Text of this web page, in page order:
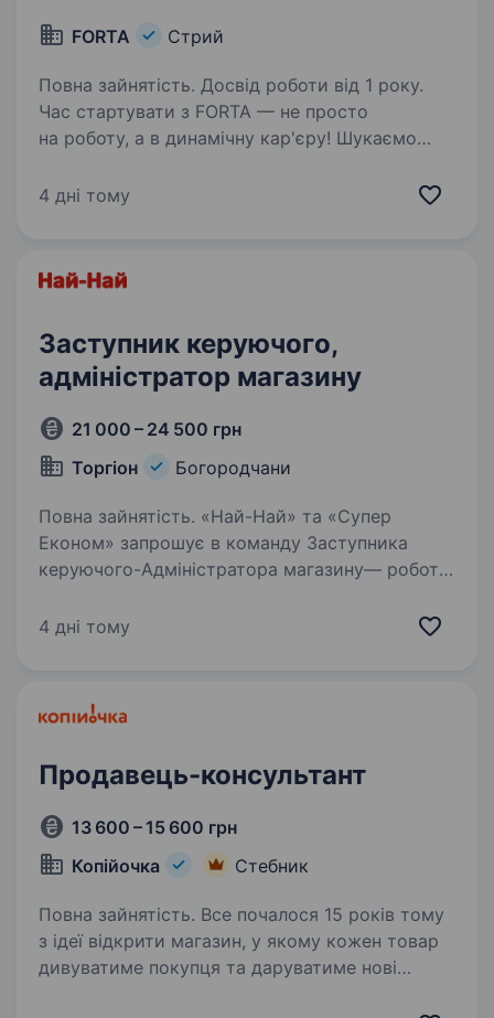
FORTA Стрий
Повна зайнятість. Досвід роботи від 1 року.
Час стартувати з FORTA — не просто
на роботу, а в динамічну кар'єру! Шукаємо
заряджає команду енергією та тримає все під
4 дні тому
Заступник керуючого,
адміністратор магазину
21 000 – 24 500 грн
Торгіон
Богородчани
Повна зайнятість. «Най-Най» та «Супер
Економ» запрошує в команду Заступника
керуючого-Адміністратора магазину— робота
Най» та «Супер Економ» — це мережа
4 дні тому
Продавець-консультант
13 600 – 15 600 грн
Копійочка
Стебник
Повна зайнятість. Все почалося 15 років тому
з ідеї відкрити магазин, у якому кожен товар
дивуватиме покупця та даруватиме нові